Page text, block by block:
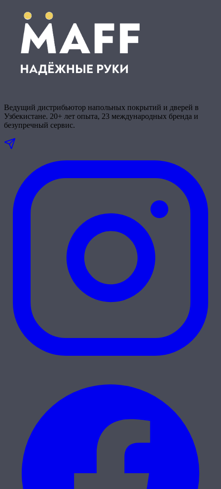
Ведущий дистрибьютор напольных покрытий и дверей в
Узбекистане. 20+ лет опыта, 23 международных бренда и
безупречный сервис.